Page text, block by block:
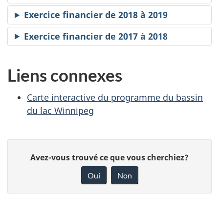
Exercice financier de 2018 à 2019
Exercice financier de 2017 à 2018
Liens connexes
Carte interactive du programme du bassin
du lac Winnipeg
t
Avez-vous trouvé ce que vous cherchiez?
Oui Non